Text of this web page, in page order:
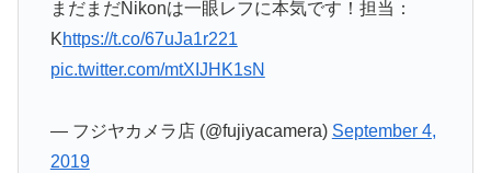
まだまだNikonは一眼レフに本気です！担当：
Khttps://t.co/67uJa1r221
pic.twitter.com/mtXIJHK1sN
— フジヤカメラ店 (@fujiyacamera) September 4,
2019